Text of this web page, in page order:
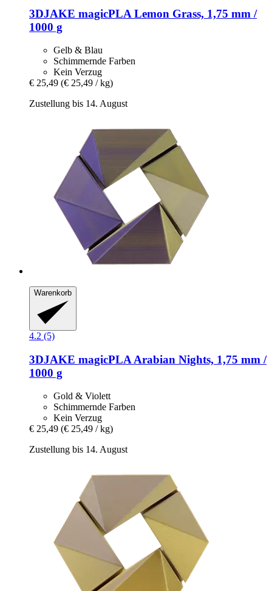
3DJAKE magicPLA Lemon Grass, 1,75 mm /
1000 g
Gelb & Blau
Schimmernde Farben
Kein Verzug
€ 25,49 (€ 25,49 / kg)
Zustellung bis 14. August
Warenkorb
4.2 (5)
3DJAKE magicPLA Arabian Nights, 1,75 mm /
1000 g
Gold & Violett
Schimmernde Farben
Kein Verzug
€ 25,49 (€ 25,49 / kg)
Zustellung bis 14. August